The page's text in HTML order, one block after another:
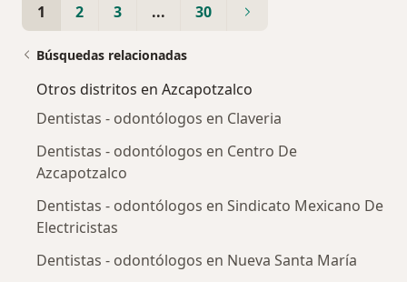
1 2 3 ... 30
Búsquedas relacionadas
Otros distritos en Azcapotzalco
Dentistas - odontólogos en Claveria
Dentistas - odontólogos en Centro De
Azcapotzalco
Dentistas - odontólogos en Sindicato Mexicano De
Electricistas
Dentistas - odontólogos en Nueva Santa María